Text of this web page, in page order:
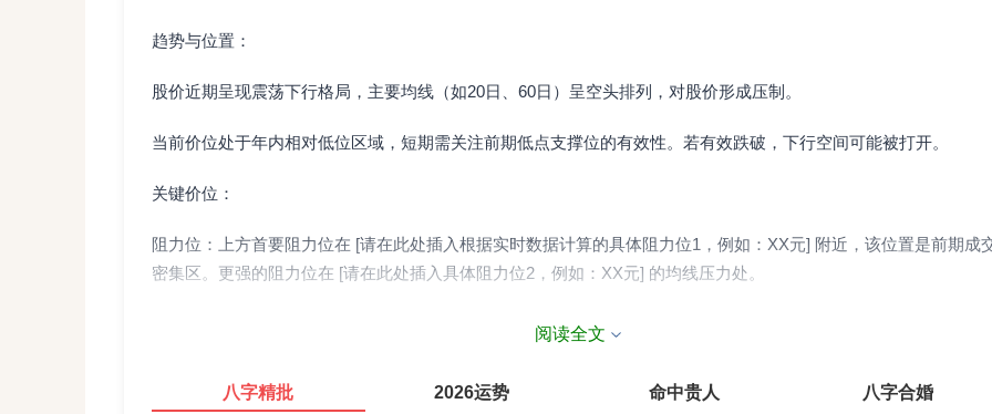
趋势与位置：
股价近期呈现震荡下行格局，主要均线（如20日、60日）呈空头排列，对股价形成压制。
当前价位处于年内相对低位区域，短期需关注前期低点支撑位的有效性。若有效跌破，下行空间可能被打开。
关键价位：
阻力位：上方首要阻力位在 [请在此处插入根据实时数据计算的具体阻力位1，例如：XX元] 附近，该位置是前期成
密集区。更强的阻力位在 [请在此处插入具体阻力位2，例如：XX元] 的均线压力处。
支撑位：近期关键支撑位在 [请在此处插入根据实时数据计算的具体支撑位1，例如：XX元] 的前期低点。若失守，
成交量与动能：
阅读全文
八字精批 2026运势 命中贵人 八字合婚